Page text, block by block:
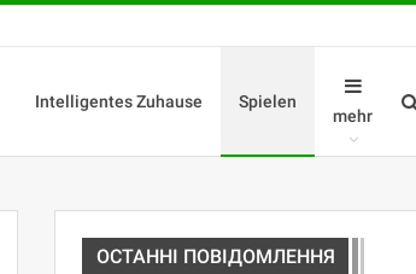
Intelligentes Zuhause Spielen
mehr
ОСТАННІ ПОВІДОМЛЕННЯ